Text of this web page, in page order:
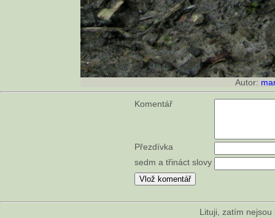
Autor:
Komentář
Přezdívka
sedm a třináct slovy
Lituji, zatím